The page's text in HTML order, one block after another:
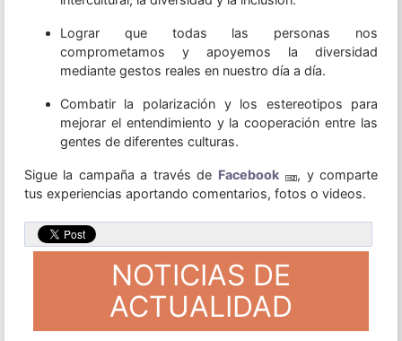
Lograr que todas las personas nos
comprometamos y apoyemos la diversidad
mediante gestos reales en nuestro día a día.
Combatir la polarización y los estereotipos para
mejorar el entendimiento y la cooperación entre las
gentes de diferentes culturas.
Sigue la campaña a través de Facebook
, y comparte
tus experiencias aportando comentarios, fotos o videos.
NOTICIAS DE
ACTUALIDAD